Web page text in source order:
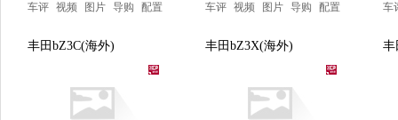
车评 视频 图片 导购 配置
车评 视频 图片 导购 配置
车
丰田bZ3C(海外) 丰田bZ3X(海外) 丰